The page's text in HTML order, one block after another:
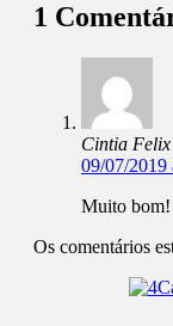
1
Cintia Felix
09/07/2019
Muito bom!
Os comentários